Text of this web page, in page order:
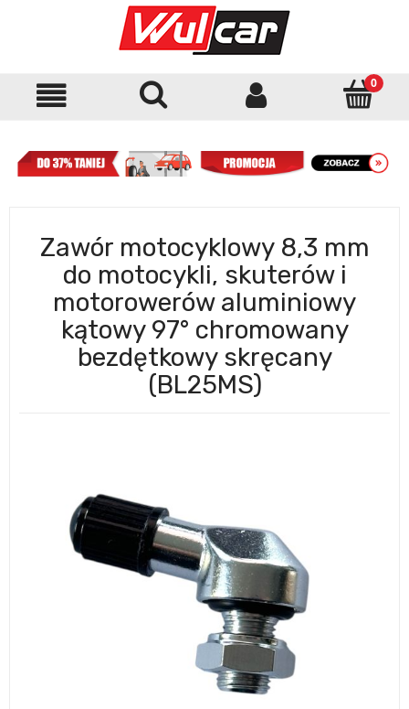
Zawór motocyklowy 8,3 mm
do motocykli, skuterów i
motorowerów aluminiowy
kątowy 97° chromowany
bezdętkowy skręcany
(BL25MS)